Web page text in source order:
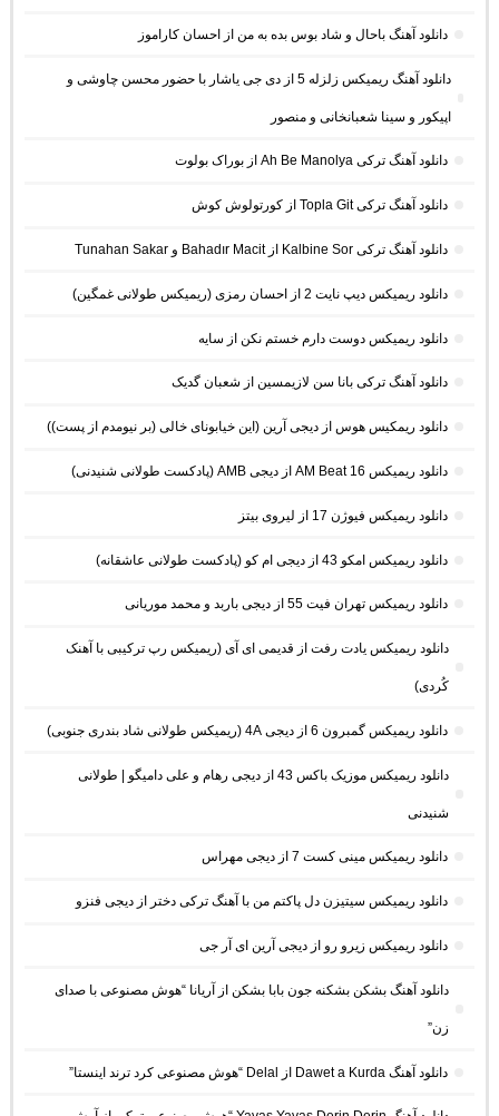
دانلود آهنگ باحال و شاد بوس بده به من از احسان کاراموز
دانلود آهنگ ریمیکس زلزله 5 از دی جی یاشار با حضور محسن چاوشی و
اپیکور و سینا شعبانخانی و منصور
دانلود آهنگ ترکی Ah Be Manolya از بوراک بولوت
دانلود آهنگ ترکی Topla Git از کورتولوش کوش
دانلود آهنگ ترکی Kalbine Sor از Bahadır Macit و Tunahan Sakar
دانلود ریمیکس دیپ نایت 2 از احسان رمزی (ریمیکس طولانی غمگین)
دانلود ریمیکس دوست دارم خستم نکن از سایه
دانلود آهنگ ترکی بانا سن لازیمسین از شعبان گدیک
دانلود ریمکیس هوس از دیجی آرین (این خیابونای خالی (بر نیومدم از پست))
دانلود ریمیکس AM Beat 16 از دیجی AMB (پادکست طولانی شنیدنی)
دانلود ریمیکس فیوژن 17 از لیروی بیتز
دانلود ریمیکس امکو 43 از دیجی ام کو (پادکست طولانی عاشقانه)
دانلود ریمیکس تهران فیت 55 از دیجی باربد و محمد موریانی
دانلود ریمیکس یادت رفت از قدیمی ای آی (ریمیکس رپ ترکیبی با آهنک
کُردی)
دانلود ریمیکس گمبرون 6 از دیجی 4A (ریمیکس طولانی شاد بندری جنوبی)
دانلود ریمیکس موزیک باکس 43 از دیجی رهام و علی دامیگو | طولانی
شنیدنی
دانلود ریمیکس مینی کست 7 از دیجی مهراس
دانلود ریمیکس سیتیزن دل پاکتم من با آهنگ ترکی دختر از دیجی فنزو
دانلود ریمیکس زیرو رو از دیجی آرین ای آر جی
دانلود آهنگ بشکن بشکنه جون بابا بشکن از آریانا “هوش مصنوعی با صدای
زن”
دانلود آهنگ Dawet a Kurda از Delal “هوش مصنوعی کرد ترند اینستا”